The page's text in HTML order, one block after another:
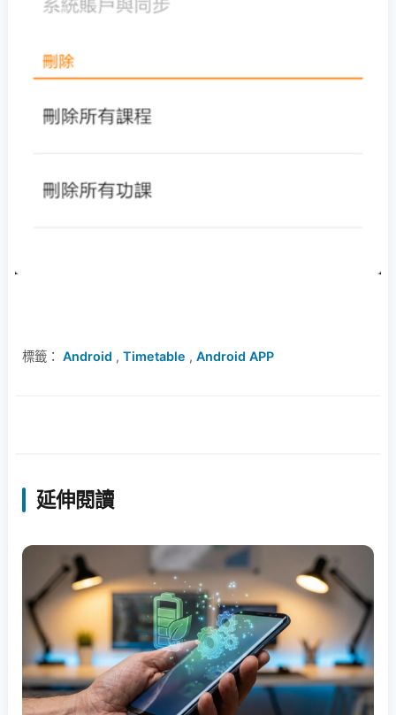
標籤： Android , Timetable , Android APP
延伸閱讀